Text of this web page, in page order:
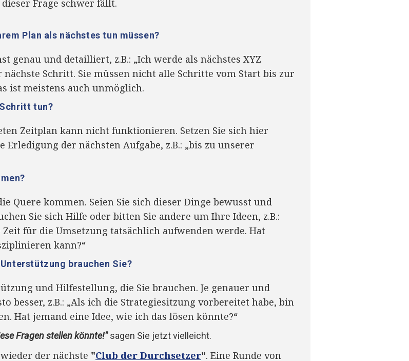
Frage schwer fällt.
Plan als nächstes tun müssen?
genau und detailliert, z.B.: „Ich werde als nächstes XYZ
nächste Schritt. Sie müssen nicht alle Schritte vom Start bis zur
ist meistens auch unmöglich.
tun?
Zeitplan kann nicht funktionieren. Setzen Sie sich hier
der nächsten Aufgabe, z.B.: „bis zu unserer
Quere kommen. Seien Sie sich dieser Dinge bewusst und
Sie sich Hilfe oder bitten Sie andere um Ihre Ideen, z.B.:
für die Umsetzung tatsächlich aufwenden werde. Hat
kann?“
brauchen Sie?
und Hilfestellung, die Sie brauchen. Je genauer und
besser, z.B.: „Als ich die Strategiesitzung vorbereitet habe, bin
Hat jemand eine Idee, wie ich das lösen könnte?“
Fragen stellen könnte!"sagen Sie jetzt vielleicht.
der nächste "Club der Durchsetzer". Eine Runde von